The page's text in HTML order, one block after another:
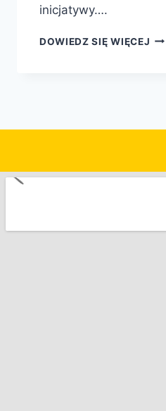
inicjatywy….
DOWIEDZ SIĘ WIĘCEJ